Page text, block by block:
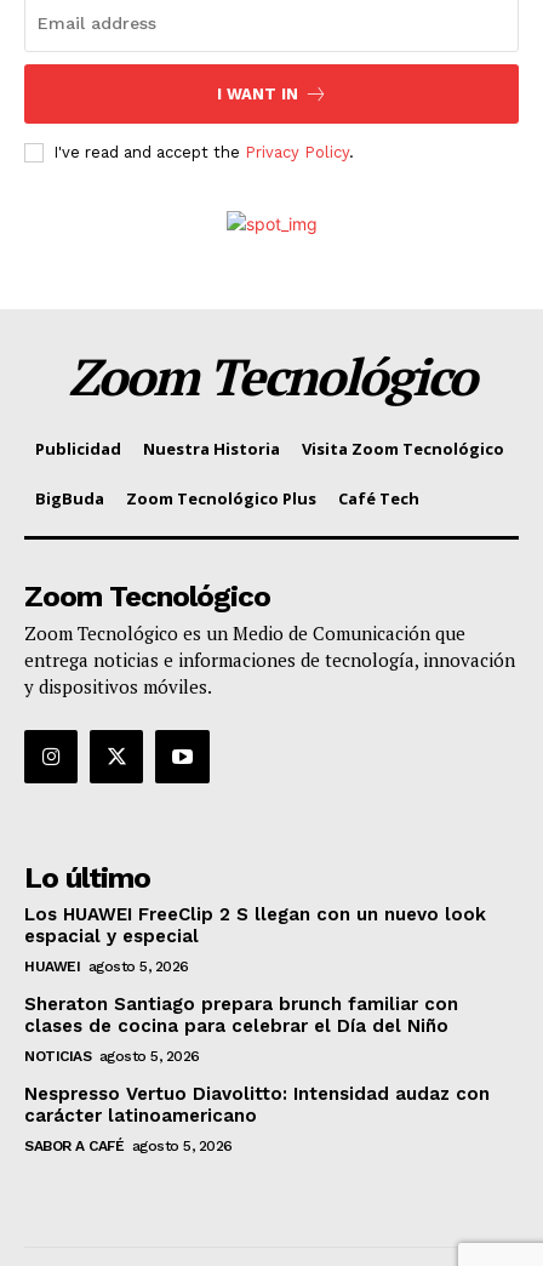
I WANT IN
I've read and accept the Privacy Policy.
Zoom Tecnológico
Publicidad Nuestra Historia Visita Zoom Tecnológico
BigBuda Zoom Tecnológico Plus Café Tech
Zoom Tecnológico
Zoom Tecnológico es un Medio de Comunicación que
entrega noticias e informaciones de tecnología, innovación
y dispositivos móviles.
Lo último
Los HUAWEI FreeClip 2 S llegan con un nuevo look
espacial y especial
HUAWEI agosto 5, 2026
Sheraton Santiago prepara brunch familiar con
clases de cocina para celebrar el Día del Niño
NOTICIAS agosto 5, 2026
Nespresso Vertuo Diavolitto: Intensidad audaz con
carácter latinoamericano
SABOR A CAFÉ agosto 5, 2026